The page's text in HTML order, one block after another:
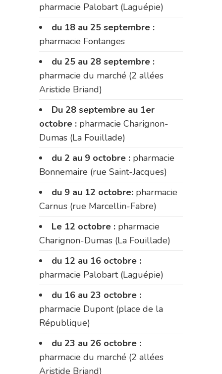
pharmacie Palobart (Laguépie)
du 18 au 25 septembre :
pharmacie Fontanges
du 25 au 28 septembre :
pharmacie du marché (2 allées
Aristide Briand)
Du 28 septembre au 1er
octobre : pharmacie Charignon-
Dumas (La Fouillade)
du 2 au 9 octobre : pharmacie
Bonnemaire (rue Saint-Jacques)
du 9 au 12 octobre: pharmacie
Carnus (rue Marcellin-Fabre)
Le 12 octobre : pharmacie
Charignon-Dumas (La Fouillade)
du 12 au 16 octobre :
pharmacie Palobart (Laguépie)
du 16 au 23 octobre :
pharmacie Dupont (place de la
République)
du 23 au 26 octobre :
pharmacie du marché (2 allées
Aristide Briand)